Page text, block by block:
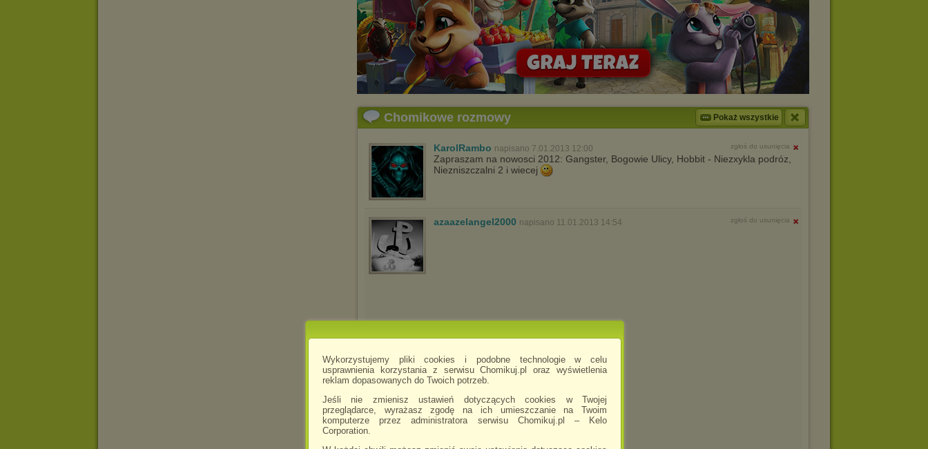
Wykorzystujemy pliki cookies i podobne technologie w celu
usprawnienia korzystania z serwisu Chomikuj.pl oraz wyświetlenia
reklam dopasowanych do Twoich potrzeb.
Jeśli nie zmienisz ustawień dotyczących cookies w Twojej
przeglądarce, wyrażasz zgodę na ich umieszczanie na Twoim
komputerze przez administratora serwisu Chomikuj.pl – Kelo
Corporation.
Chomikowe rozmowy Pokaż wszystkie
KarolRambo napisano 7.01.2013 12:00 zgłoś do usunięcia
Zapraszam na nowosci 2012: Gangster, Bogowie Ulicy, Hobbit - Niezxykla podróz,
Niezniszczalni 2 i wiecej
azaazelangel2000 napisano 11.01.2013 14:54 zgłoś do usunięcia